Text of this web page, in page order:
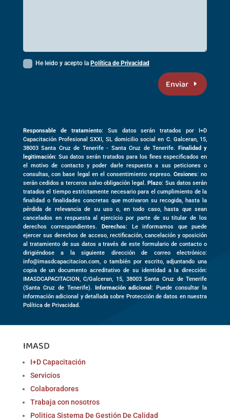
He leido y acepto laPolítica de Privacidad
Enviar
Responsable de tratamiento: Sus datos serán tratados por I+D
Capacitación Profesional SXXI, SL domicilio social en C. Galceran, 15,
38003Santa Cruz de Tenerife - Santa Cruz de Tenerife. Finalidad y
legitimación: Sus datos serán tratados para los fines especificados en
el motivo de contacto y poder darle respuesta a sus peticiones o
consultas, con base legal en el consentimiento expreso. Cesiones: no
serán cedidos a terceros salvo obligación legal.Plazo: Sus datos serán
tratados el tiempo estrictamente necesario para el cumplimiento de la
finalidad o finalidades concretas que motivaron su recogida, hasta la
pérdida de relevancia de su uso o, en todo caso, hasta que sean
cancelados en respuesta al ejercicio por parte de su titular de los
derechos correspondientes. Derechos: Le informamos que puede
ejercer sus derechos de acceso, rectificación, cancelación y oposición
al tratamiento de sus datos a través de este formulario de contacto o
dirigiéndose a la siguiente dirección de correo electrónico:
info@imasdcapacitacion.com, o también por escrito, adjuntando una
copia de un documento acreditativo de su identidad a la dirección:
IMASDCAPACITACION,C/Galceran, 15, 38003Santa Cruz de Tenerife
(Santa Cruz de Tenerife).Información adicional: Puede consultar la
información adicional y detallada sobre Protección de datos en nuestra
Política de Privacidad.
IMASD
I+D Capacitación
Servicios
Colaboradores
Trabaja con nosotros
Politica Sistema De Gestión De Calidad